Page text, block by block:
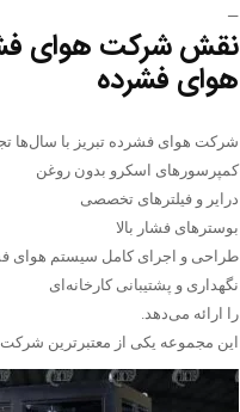
—
نقش شرکت هوای
هوای فشرده
شرکت هوای فشرده تبریز با سال‌ها
کمپرسورهای اسکرو بدون روغن
درایر و فیلترهای تخصصی
بوسترهای فشار بالا
طراحی و اجرای کامل سیستم هوای
نگهداری و پشتیبانی کارخانه‌ای
را ارائه می‌دهد.
این مجموعه یکی از معتبرترین